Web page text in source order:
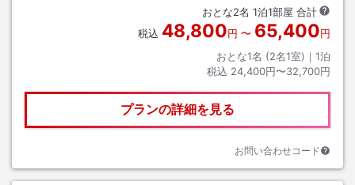
おとな2名 1泊1部屋 合計
税込 48,800円 〜 65,400円
おとな1名 (2名1室)｜ 1泊
税込 24,400円〜32,700円
プランの詳細を見る
お問い合わせコード